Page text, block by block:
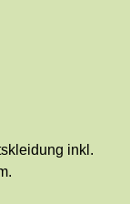
inkl.